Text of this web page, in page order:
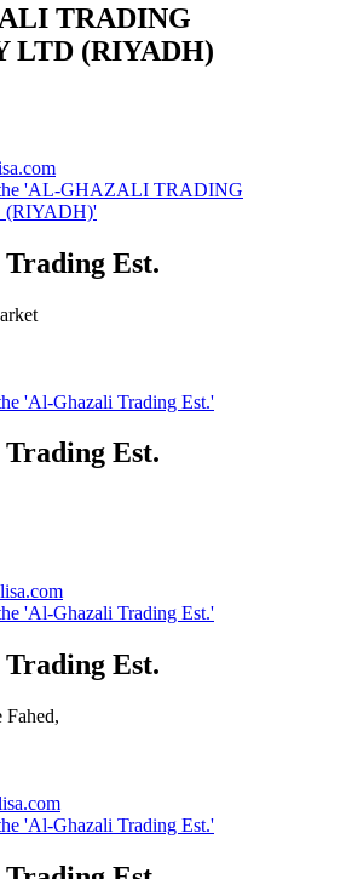
TRADING
LTD (RIYADH)
'AL-GHAZALI TRADING
(RIYADH)'
Est.
'Al-Ghazali Trading Est.'
Est.
'Al-Ghazali Trading Est.'
Est.
'Al-Ghazali Trading Est.'